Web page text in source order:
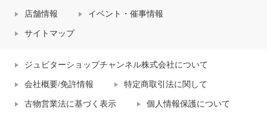
店舗情報 イベント・催事情報
サイトマップ
ジュピターショップチャンネル株式会社について
会社概要/免許情報 特定商取引法に関して
古物営業法に基づく表示 個人情報保護について